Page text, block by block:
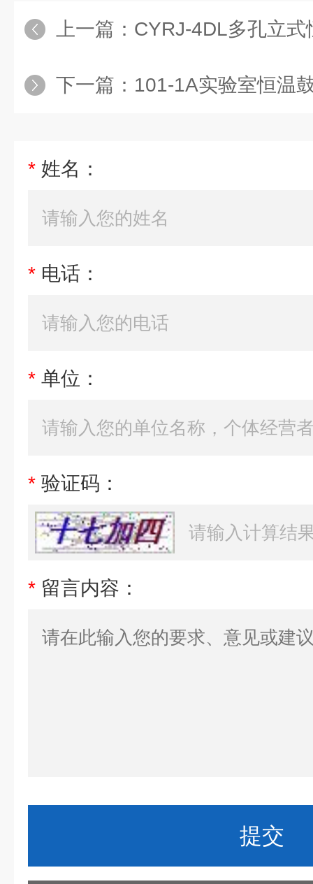
上一篇： CYRJ-4DL多孔立式
下一篇： 101-1A实验室恒温
* 姓名：
* 电话：
* 单位：
* 验证码：
* 留言内容：